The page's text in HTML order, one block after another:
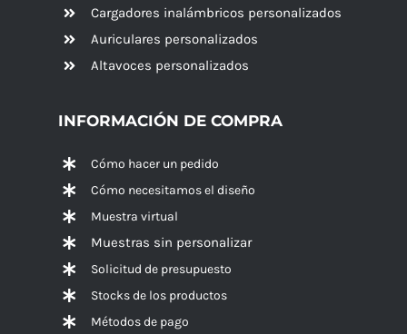
Cargadores inalámbricos personalizados
Auriculares personalizados
Altavoces personalizados
INFORMACIÓN DE COMPRA
Cómo hacer un pedido
Cómo necesitamos el diseño
Muestra virtual
Muestras sin personalizar
Solicitud de presupuesto
Stocks de los productos
Métodos de pago